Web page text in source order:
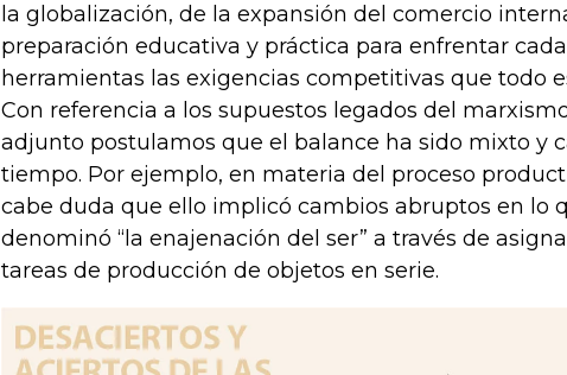
la globalización, de la expansión del comercio
preparación educativa y práctica para enfrentar
herramientas las exigencias competitivas que todo
Con referencia a los supuestos legados del
adjunto postulamos que el balance ha sido mixto y
tiempo. Por ejemplo, en materia del proceso
cabe duda que ello implicó cambios abruptos en lo
denominó “la enajenación del ser” a través de
tareas de producción de objetos en serie.